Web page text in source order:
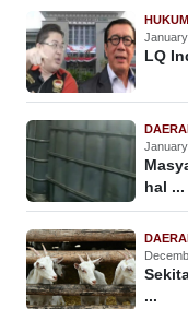
HUKUM
LQ
hal ...
...